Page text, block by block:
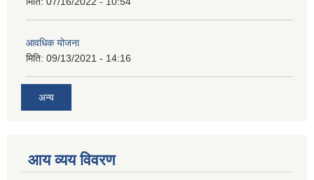
आवधिक योजना
मिति: 09/13/2021 - 14:16
अन्य
आय व्यय विवरण